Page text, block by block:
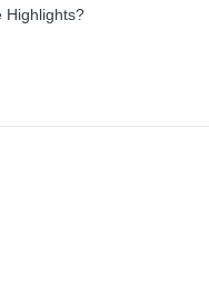
Highlights?